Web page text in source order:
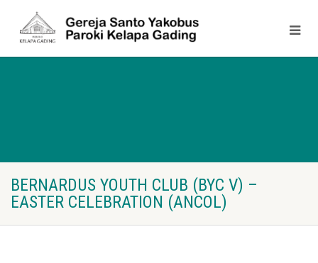
BERNARDUS YOUTH CLUB (BYC V) –
EASTER CELEBRATION (ANCOL)